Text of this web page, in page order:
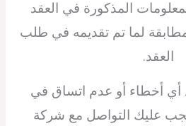
المذكورة في العقد
لما تم تقديمه في طلب
العقد.
أي أخطاء أو عدم اتساق في
يجب عليك التواصل مع شركة